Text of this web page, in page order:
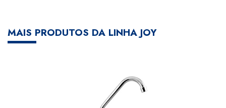
MAIS PRODUTOS DA LINHA JOY